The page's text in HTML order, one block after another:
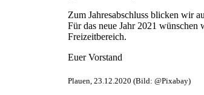
Zum Jahresabschluss blicken wir
Für das neue Jahr 2021
Freizeitbereich.
Euer Vorstand
Plauen, 23.12.2020 (Bild: @Pixabay)